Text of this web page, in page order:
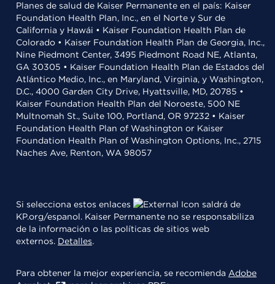
Planes de salud de Kaiser Permanente en el país: Kaiser
Foundation Health Plan, Inc., en el Norte y Sur de
California y Hawái • Kaiser Foundation Health Plan de
Colorado • Kaiser Foundation Health Plan de Georgia, Inc.,
Nine Piedmont Center, 3495 Piedmont Road NE, Atlanta,
GA 30305 • Kaiser Foundation Health Plan de Estados del
Atlántico Medio, Inc., en Maryland, Virginia, y Washington,
D.C., 4000 Garden City Drive, Hyattsville, MD, 20785 •
Kaiser Foundation Health Plan del Noroeste, 500 NE
Multnomah St., Suite 100, Portland, OR 97232 • Kaiser
Foundation Health Plan of Washington or Kaiser
Foundation Health Plan of Washington Options, Inc., 2715
Naches Ave, Renton, WA 98057
Si selecciona estos enlaces
saldrá de
KP.org/espanol. Kaiser Permanente no se responsabiliza
de la información o las políticas de sitios web
externos. Detalles.
Para obtener la mejor experiencia, se recomienda Adobe